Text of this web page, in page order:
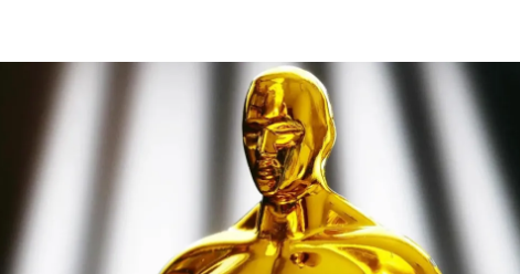
EQUIPO DE BBK
TÉRMINOS Y CONDICIONES